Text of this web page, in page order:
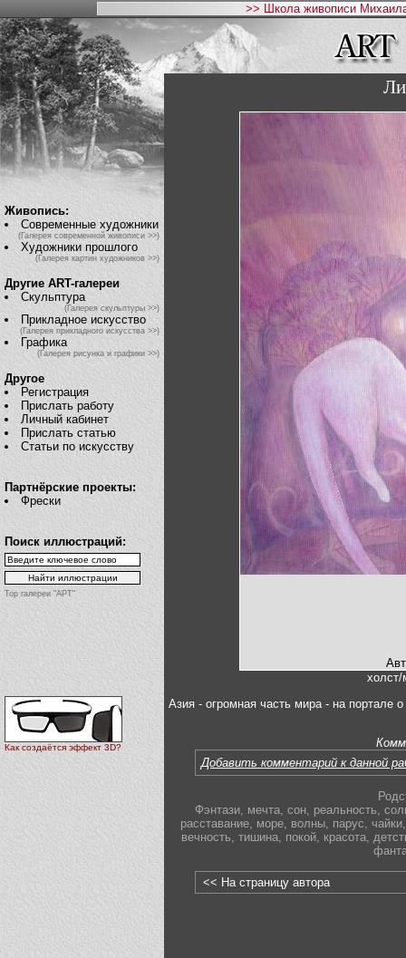
>> Школа живописи
Живопись:
Современные художники
(Галерея современной живописи >>)
Художники прошлого
(Галерея картин художников >>)
Другие ART-галереи
Скульптура
(Галерея скульптуры >>)
Прикладное искусство
(Галерея прикладного искусства >>)
Графика
(Галерея рисунка и графики >>)
Другое
Регистрация
Прислать работу
Личный кабинет
Прислать статью
Статьи по искусству
Партнёрские проекты:
Фрески
Поиск иллюстраций:
Top галереи "АРТ"
Как создаётся эффект 3D?
холст/
Азия - огромная часть мира - на портале о
Добавить комментарий к данной
Фэнтази мечта сон реальность
расставание море волны парус чайки
вечность тишина, покой, красота,
<< На страницу автора